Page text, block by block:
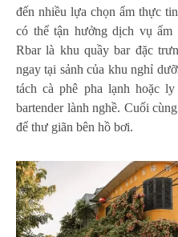
đến nhiều lựa chọn ẩm thực
có thể tận hưởng dịch vụ ẩm
Rbar là khu quầy bar đặc
ngay tại sảnh của khu nghỉ
tách cà phê pha lạnh hoặc
bartender lành nghề. Cuối
để thư giãn bên hồ bơi.